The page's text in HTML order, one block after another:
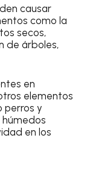
causar
como la
secos,
de árboles,
en
elementos
perros y
húmedos
en los